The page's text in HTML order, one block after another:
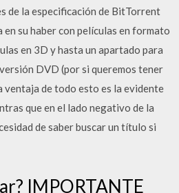
de la especificación de BitTorrent
su haber con películas en formato
en 3D y hasta un apartado para
DVD (por si queremos tener
ventaja de todo esto es la evidente
que en el lado negativo de la
de saber buscar un título si
IMPORTANTE